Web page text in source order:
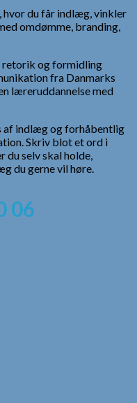
du får indlæg, vinkler
omdømme, branding,
retorik og formidling
fra Danmarks
læreruddannelse med
af indlæg og forhåbentlig
Skriv blot et ord i
selv skal holde,
du gerne vil høre.
06